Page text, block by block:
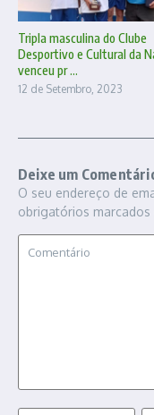
Tripla masculina do Clube
Desportivo e Cultural da
venceu pr ...
12 de Setembro, 2023
Deixe um
O seu endereço de
obrigatórios marcados